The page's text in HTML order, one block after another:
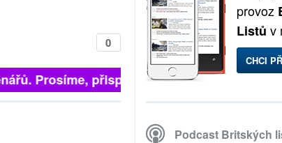
0
Prosíme, přispějte. ➥
provoz
Listů v
CHCI
Podcast Britských